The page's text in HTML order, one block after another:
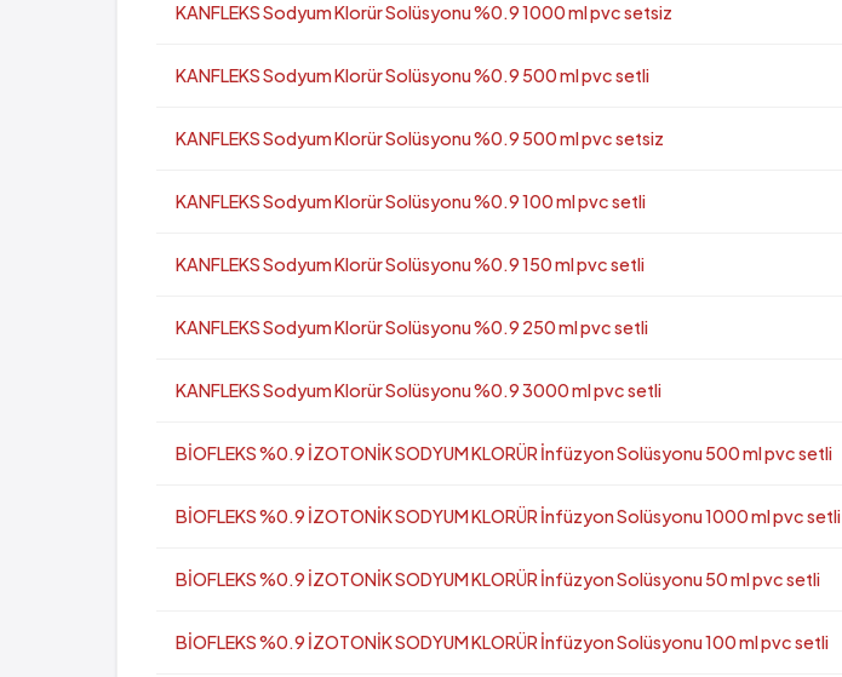
KANFLEKS Sodyum Klorür Solüsyonu %0.9 1000 ml pvc setsiz
KANFLEKS Sodyum Klorür Solüsyonu %0.9 500 ml pvc setli
KANFLEKS Sodyum Klorür Solüsyonu %0.9 500 ml pvc setsiz
KANFLEKS Sodyum Klorür Solüsyonu %0.9 100 ml pvc setli
KANFLEKS Sodyum Klorür Solüsyonu %0.9 150 ml pvc setli
KANFLEKS Sodyum Klorür Solüsyonu %0.9 250 ml pvc setli
KANFLEKS Sodyum Klorür Solüsyonu %0.9 3000 ml pvc setli
BİOFLEKS %0.9 İZOTONİK SODYUM KLORÜR İnfüzyon Solüsyonu 500 ml pvc setli
BİOFLEKS %0.9 İZOTONİK SODYUM KLORÜR İnfüzyon Solüsyonu 1000 ml pvc setli
BİOFLEKS %0.9 İZOTONİK SODYUM KLORÜR İnfüzyon Solüsyonu 50 ml pvc setli
BİOFLEKS %0.9 İZOTONİK SODYUM KLORÜR İnfüzyon Solüsyonu 100 ml pvc setli